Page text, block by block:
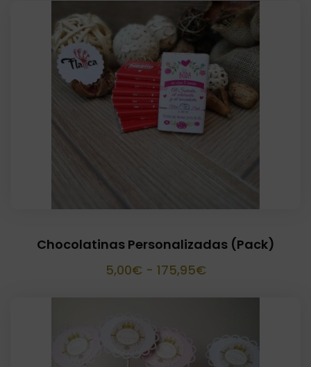
precios:
desde
1,30€
hasta
1,80€
Chocolatinas Personalizadas (Pack)
5,00€ - 175,95€Rango
5,00€